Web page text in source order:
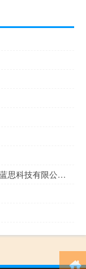
蓝思科技老板个人资料周群飞（周群飞-深圳蓝思科技有限公司创始人介绍）